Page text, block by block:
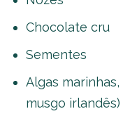
Chocolate cru
Sementes
Algas
musgo irlandês)